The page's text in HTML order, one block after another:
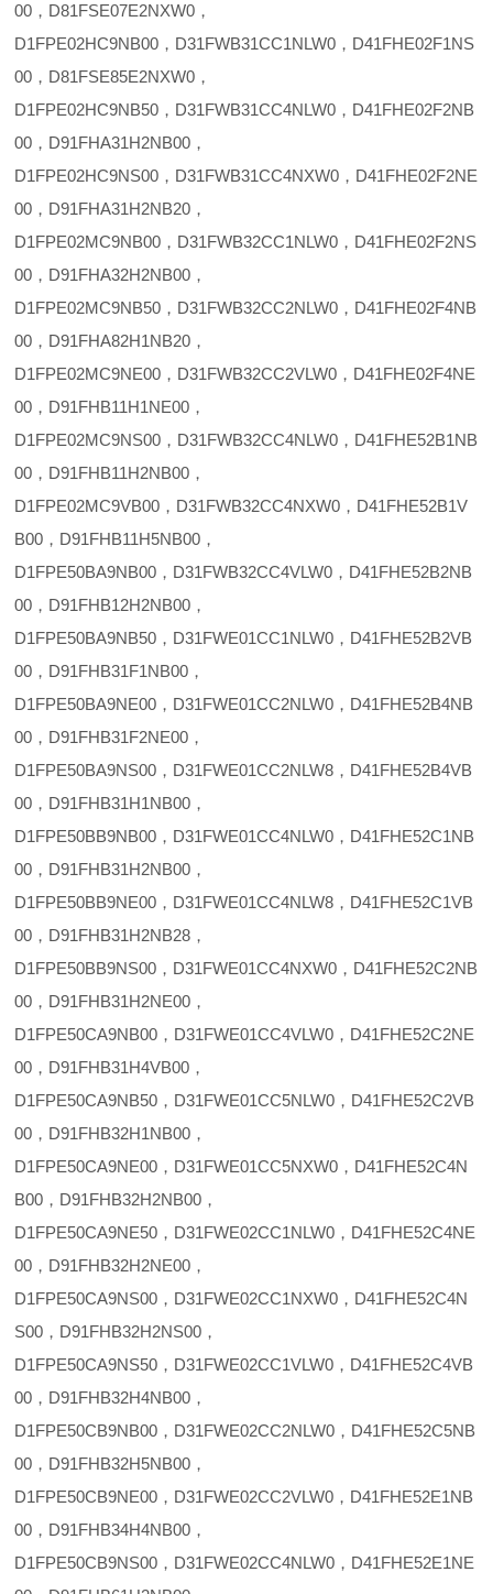
00，D81FSE07E2NXW0，
D1FPE02HC9NB00，D31FWB31CC1NLW0，D41FHE02F1NS
00，D81FSE85E2NXW0，
D1FPE02HC9NB50，D31FWB31CC4NLW0，D41FHE02F2NB
00，D91FHA31H2NB00，
D1FPE02HC9NS00，D31FWB31CC4NXW0，D41FHE02F2NE
00，D91FHA31H2NB20，
D1FPE02MC9NB00，D31FWB32CC1NLW0，D41FHE02F2NS
00，D91FHA32H2NB00，
D1FPE02MC9NB50，D31FWB32CC2NLW0，D41FHE02F4NB
00，D91FHA82H1NB20，
D1FPE02MC9NE00，D31FWB32CC2VLW0，D41FHE02F4NE
00，D91FHB11H1NE00，
D1FPE02MC9NS00，D31FWB32CC4NLW0，D41FHE52B1NB
00，D91FHB11H2NB00，
D1FPE02MC9VB00，D31FWB32CC4NXW0，D41FHE52B1V
B00，D91FHB11H5NB00，
D1FPE50BA9NB00，D31FWB32CC4VLW0，D41FHE52B2NB
00，D91FHB12H2NB00，
D1FPE50BA9NB50，D31FWE01CC1NLW0，D41FHE52B2VB
00，D91FHB31F1NB00，
D1FPE50BA9NE00，D31FWE01CC2NLW0，D41FHE52B4NB
00，D91FHB31F2NE00，
D1FPE50BA9NS00，D31FWE01CC2NLW8，D41FHE52B4VB
00，D91FHB31H1NB00，
D1FPE50BB9NB00，D31FWE01CC4NLW0，D41FHE52C1NB
00，D91FHB31H2NB00，
D1FPE50BB9NE00，D31FWE01CC4NLW8，D41FHE52C1VB
00，D91FHB31H2NB28，
D1FPE50BB9NS00，D31FWE01CC4NXW0，D41FHE52C2NB
00，D91FHB31H2NE00，
D1FPE50CA9NB00，D31FWE01CC4VLW0，D41FHE52C2NE
00，D91FHB31H4VB00，
D1FPE50CA9NB50，D31FWE01CC5NLW0，D41FHE52C2VB
00，D91FHB32H1NB00，
D1FPE50CA9NE00，D31FWE01CC5NXW0，D41FHE52C4N
B00，D91FHB32H2NB00，
D1FPE50CA9NE50，D31FWE02CC1NLW0，D41FHE52C4NE
00，D91FHB32H2NE00，
D1FPE50CA9NS00，D31FWE02CC1NXW0，D41FHE52C4N
S00，D91FHB32H2NS00，
D1FPE50CA9NS50，D31FWE02CC1VLW0，D41FHE52C4VB
00，D91FHB32H4NB00，
D1FPE50CB9NB00，D31FWE02CC2NLW0，D41FHE52C5NB
00，D91FHB32H5NB00，
D1FPE50CB9NE00，D31FWE02CC2VLW0，D41FHE52E1NB
00，D91FHB34H4NB00，
D1FPE50CB9NS00，D31FWE02CC4NLW0，D41FHE52E1NE